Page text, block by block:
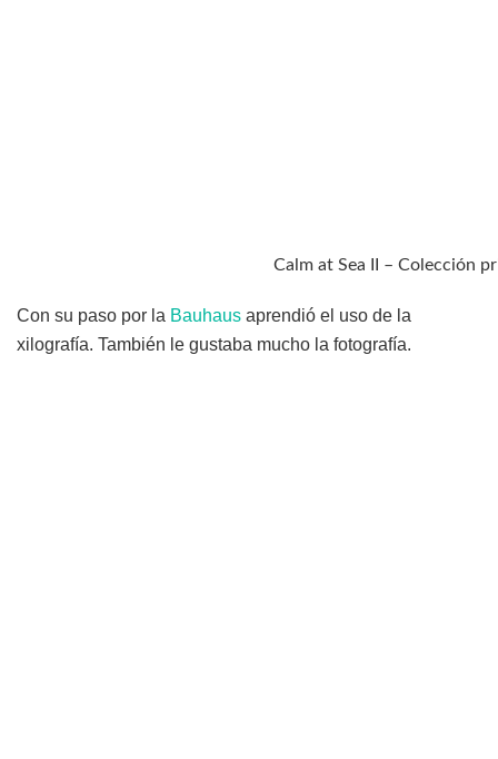
Calm at Sea II – Colección
Con su paso por la Bauhaus aprendió el uso de la
xilografía. También le gustaba mucho la fotografía.